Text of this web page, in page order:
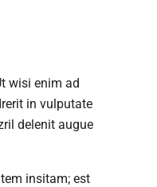
wisi enim ad
in vulputate
delenit augue
insitam; est